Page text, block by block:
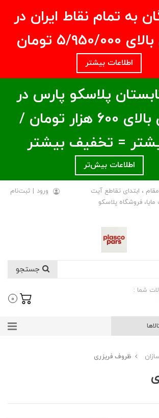
به تمام نقاط ایران در
000 تومان
اطلاعات بیشتر
پلاسکو پارس در
خریدهای بالای ۶00 هزار تومان /
= تخفیف بیشتر
اطلاعات بیش‌تر
مقام ، ابتدای تقاطع آیت
فروشگاه پلاسکو
ورود | ثبت‌نام
شما :
0
ظروف فریزری